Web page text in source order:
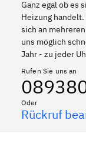
Ganz egal ob es
Heizung
sich an
uns möglich
Jahr - zu jeder
Rufen Sie uns an
Oder
Rückruf